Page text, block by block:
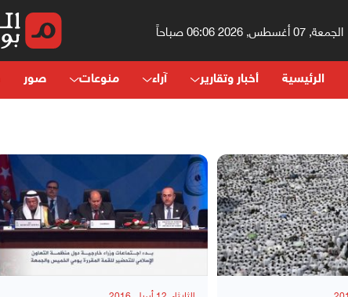
الجمعة, 07 أغسطس, 2026 06:06 صباحاً
الرئيسية أخبار وتقارير آراء منوعات صور